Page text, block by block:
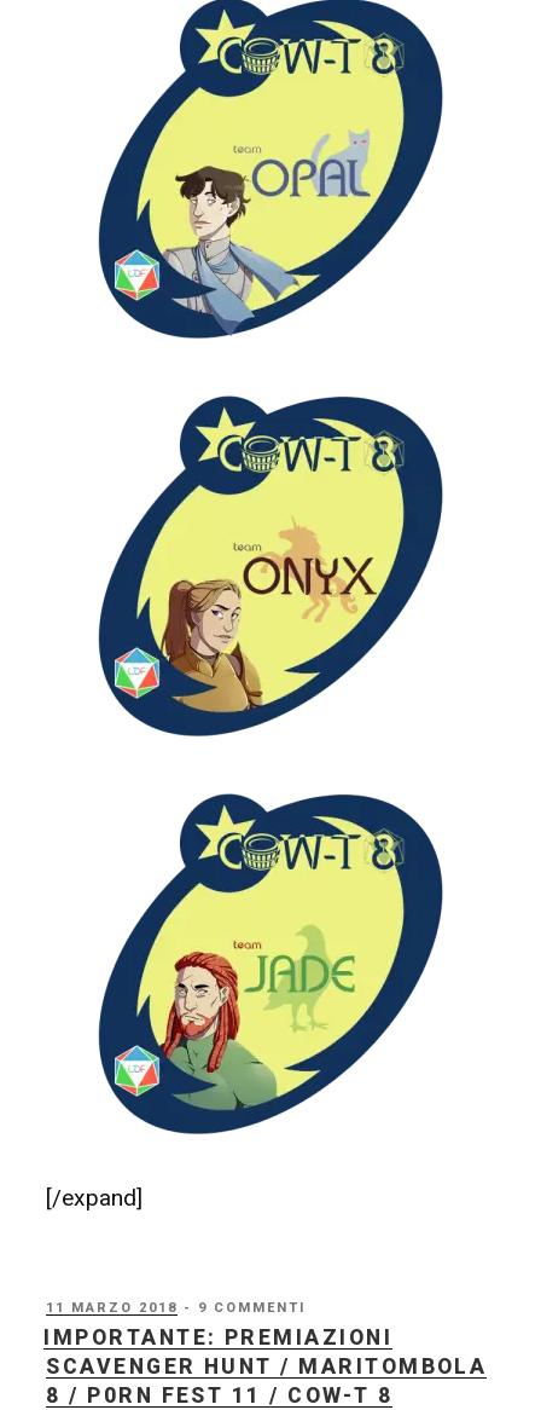
[/expand]
PUBBLICATO
IL
11 MARZO 2018 - 9 COMMENTI
IMPORTANTE: PREMIAZIONI
SCAVENGER HUNT / MARITOMBOLA
8 / P0RN FEST 11 / COW-T 8